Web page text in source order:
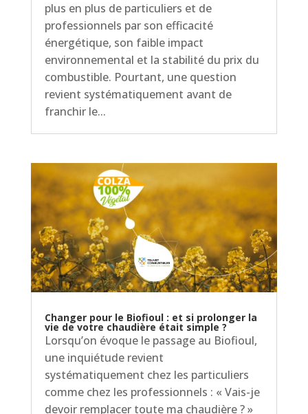
plus en plus de particuliers et de
professionnels par son efficacité
énergétique, son faible impact
environnemental et la stabilité du prix du
combustible. Pourtant, une question
revient systématiquement avant de
franchir le...
Changer pour le Biofioul : et si prolonger la
vie de votre chaudière était simple ?
Lorsqu’on évoque le passage au Biofioul,
une inquiétude revient
systématiquement chez les particuliers
comme chez les professionnels : « Vais-je
devoir remplacer toute ma chaudière ? »